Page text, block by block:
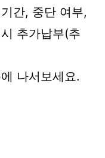
간, 중단 여부,
추가납부(추
나서보세요.